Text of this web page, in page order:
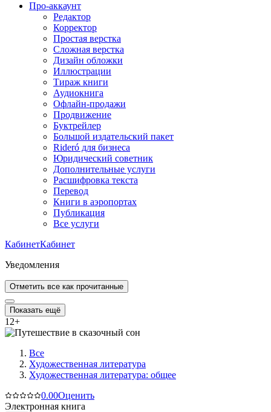
Про-аккаунт
Редактор
Корректор
Простая верстка
Сложная верстка
Дизайн обложки
Иллюстрации
Тираж книги
Аудиокнига
Офлайн-продажи
Продвижение
Буктрейлер
Большой издательский пакет
Rideró для бизнеса
Юридический советник
Дополнительные услуги
Расшифровка текста
Перевод
Книги в аэропортах
Публикация
Все услуги
КабинетКабинет
Уведомления
Отметить все как прочитанные
Показать ещё
12+
Все
Художественная литература
Художественная литература: общее
0.00Оценить
Электронная книга